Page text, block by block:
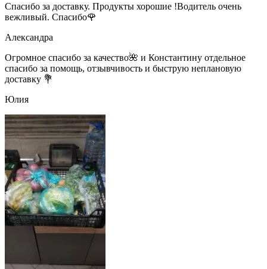
Спасибо за доставку. Продукты хорошие !Водитель очень
вежливый. Спасибо🌹
Александра
Огромное спасибо за качество🌺 и Константину отдельное
спасибо за помощь, отзывчивость и быструю неплановую
доставку 💐
Юлия